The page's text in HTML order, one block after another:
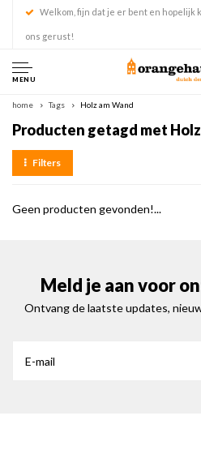
Welkom, fijn dat je er bent en hopelijk
ons gerust!
MENU
home Tags Holz am Wand
Producten getagd met
Filters
Geen producten gevonden!...
Meld je aan voor
Ontvang de laatste updates,